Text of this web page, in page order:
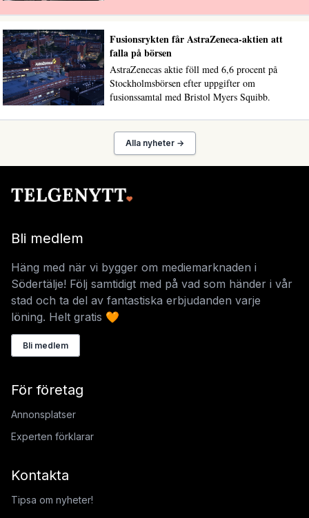
Fusionsrykten får AstraZeneca-aktien att
falla på börsen
AstraZenecas aktie föll med 6,6 procent på
Stockholmsbörsen efter uppgifter om
fusionssamtal med Bristol Myers Squibb.
Alla nyheter →
Bli medlem
Häng med när vi bygger om mediemarknaden i
Södertälje! Följ samtidigt med på vad som händer i vår
stad och ta del av fantastiska erbjudanden varje
löning. Helt gratis 🧡
Bli medlem
För företag
Annonsplatser
Experten förklarar
Kontakta
Tipsa om nyheter!